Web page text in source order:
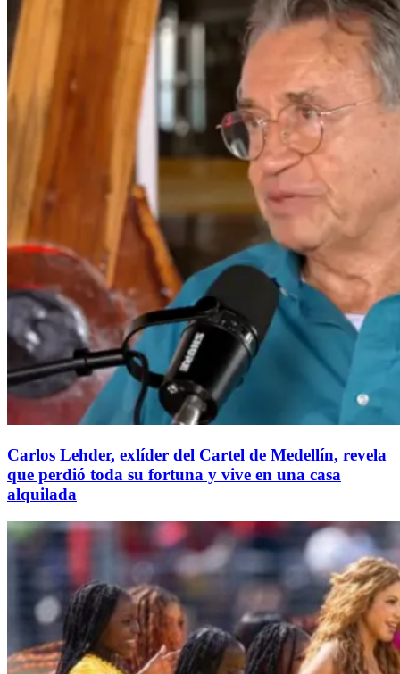
Carlos Lehder, exlíder del Cartel de Medellín, revela
que perdió toda su fortuna y vive en una casa
alquilada